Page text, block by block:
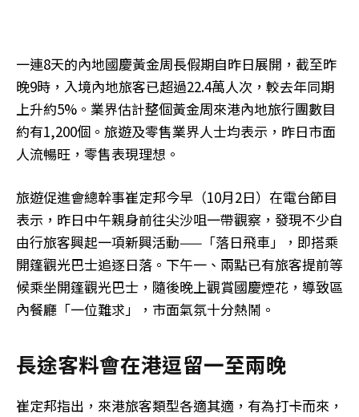
一連8天的內地國慶黃金周長假期自昨日展開，截至昨
晚9時，入境內地旅客已超過22.4萬人次，較去年同期
上升約5%。業界估計整個黃金周來港內地旅行團數目
約有1,200個。旅遊及零售業界人士均表示，昨日市面
人流暢旺，零售表現理想。
旅遊促進會總幹事崔定邦今早（10月2日）在電台節目
表示，昨日中午親身前往尖沙咀一帶觀察，發現不少自
由行旅客興起一項新興活動——「落日飛車」，即搭乘
開篷觀光巴士追逐日落。下午一、兩點已有旅客提前等
候乘坐開篷觀光巴士，隨後晚上觀賞國慶煙花，導致區
內餐廳「一位難求」，市面氣氛十分熱鬧。
長途客料會在港逗留一至兩晚
崔定邦指出，來港旅客類型各適其適，有為打卡而來，